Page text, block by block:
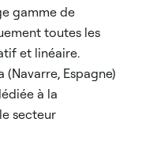
gamme de
toutes les
et linéaire.
(Navarre, Espagne)
à la
secteur